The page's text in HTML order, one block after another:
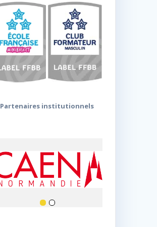
Partenaires institutionnels